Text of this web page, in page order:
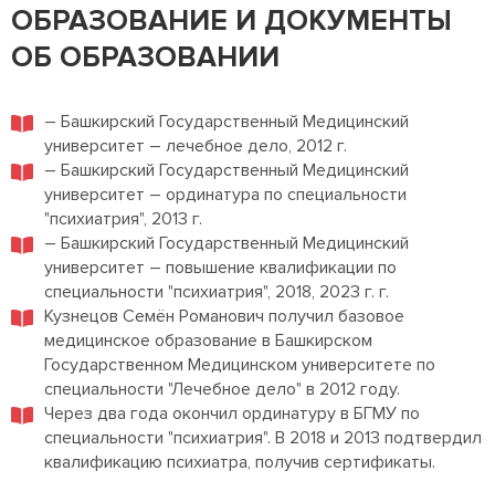
ОБРАЗОВАНИЕ И ДОКУМЕНТЫ
ОБ ОБРАЗОВАНИИ
– Башкирский Государственный Медицинский
университет – лечебное дело, 2012 г.
– Башкирский Государственный Медицинский
университет – ординатура по специальности
"психиатрия", 2013 г.
– Башкирский Государственный Медицинский
университет – повышение квалификации по
специальности "психиатрия", 2018, 2023 г. г.
Кузнецов Семён Романович получил базовое
медицинское образование в Башкирском
Государственном Медицинском университете по
специальности "Лечебное дело" в 2012 году.
Через два года окончил ординатуру в БГМУ по
специальности "психиатрия". В 2018 и 2013 подтвердил
квалификацию психиатра, получив сертификаты.